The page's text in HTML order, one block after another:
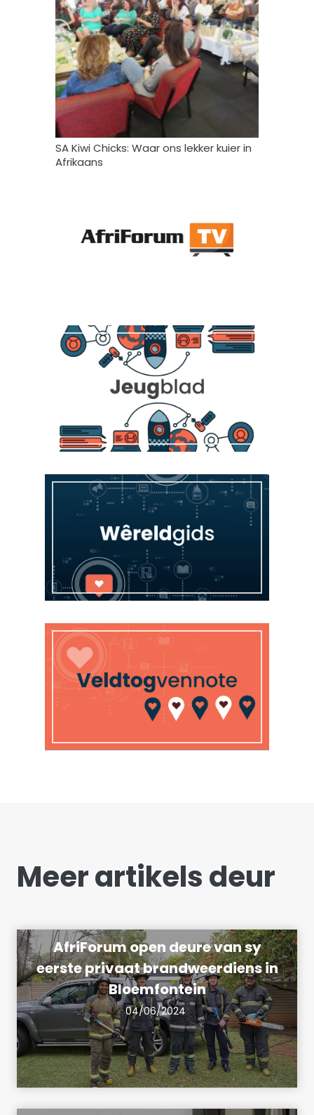
SA Kiwi Chicks: Waar ons lekker kuier in
Afrikaans
Meer artikels deur
AfriForum open deure van sy
eerste privaat brandweerdiens in
Bloemfontein
04/06/2024